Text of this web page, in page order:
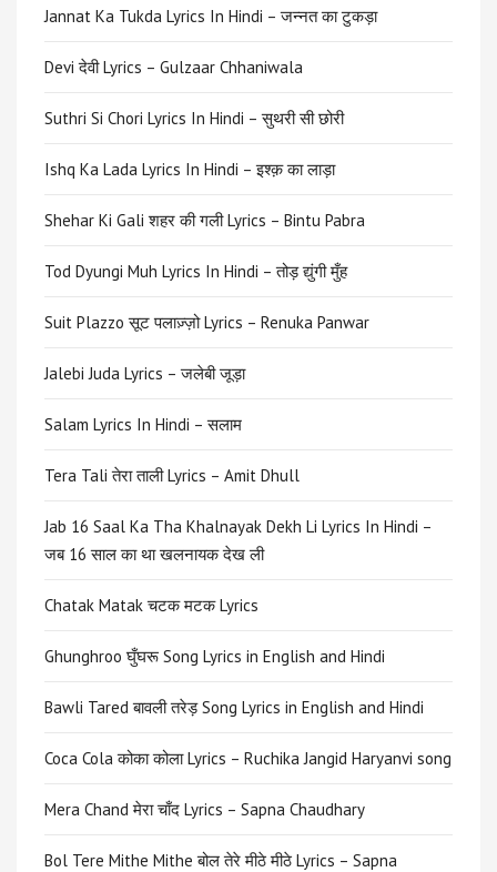
Jannat Ka Tukda Lyrics In Hindi – जन्नत का टुकड़ा
Devi देवी Lyrics – Gulzaar Chhaniwala
Suthri Si Chori Lyrics In Hindi – सुथरी सी छोरी
Ishq Ka Lada Lyrics In Hindi – इश्क़ का लाड़ा
Shehar Ki Gali शहर की गली Lyrics – Bintu Pabra
Tod Dyungi Muh Lyrics In Hindi – तोड़ द्युंगी मुँह
Suit Plazzo सूट पलाज़्ज़ो Lyrics – Renuka Panwar
Jalebi Juda Lyrics – जलेबी जूड़ा
Salam Lyrics In Hindi – सलाम
Tera Tali तेरा ताली Lyrics – Amit Dhull
Jab 16 Saal Ka Tha Khalnayak Dekh Li Lyrics In Hindi –
जब 16 साल का था खलनायक देख ली
Chatak Matak चटक मटक Lyrics
Ghunghroo घुँघरू Song Lyrics in English and Hindi
Bawli Tared बावली तरेड़ Song Lyrics in English and Hindi
Coca Cola कोका कोला Lyrics – Ruchika Jangid Haryanvi song
Mera Chand मेरा चाँद Lyrics – Sapna Chaudhary
Bol Tere Mithe Mithe बोल तेरे मीठे मीठे Lyrics – Sapna